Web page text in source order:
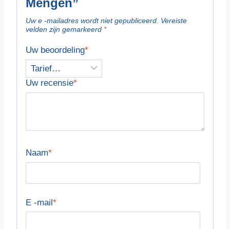
Mengen”
Uw e -mailadres wordt niet gepubliceerd. Vereiste
velden zijn gemarkeerd *
Uw beoordeling*
Uw recensie*
Naam*
E -mail*